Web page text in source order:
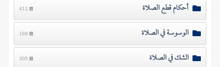
أحكام قطع الصلاة 411
الوسوسة في الصلاة 189
الشك في الصلاة 305